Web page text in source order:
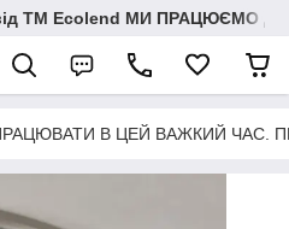
від ТМ Ecolend МИ ПРАЦЮЄМО
В ЦЕЙ ВАЖКИЙ ЧАС.